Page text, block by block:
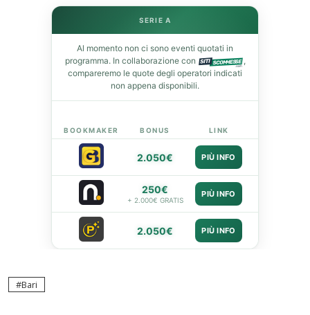
SERIE A
Al momento non ci sono eventi quotati in
programma. In collaborazione con
,
compareremo le quote degli operatori indicati
non appena disponibili.
BOOKMAKER BONUS LINK
2.050€ PIÙ INFO
250€
+ 2.000€ GRATIS
PIÙ INFO
2.050€ PIÙ INFO
Bari